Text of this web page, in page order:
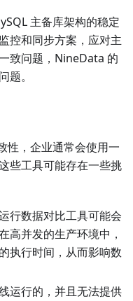
主备库架构的稳定
控和同步方案，应对主
致问题，NineData 的
题。
性，企业通常会使用一
些工具可能存在一些挑
行数据对比工具可能会
高并发的生产环境中，
执行时间，从而影响数
运行的，并且无法提供